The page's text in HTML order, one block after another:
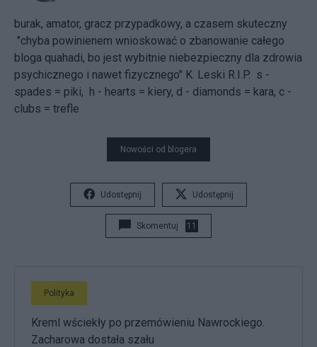
burak, amator, gracz przypadkowy, a czasem skuteczny
"chyba powinienem wnioskować o zbanowanie całego
bloga quahadi, bo jest wybitnie niebezpieczny dla zdrowia
psychicznego i nawet fizycznego" K. Leski R.I.P. s -
spades = piki, h - hearts = kiery, d - diamonds = kara, c -
clubs = trefle
Nowości od blogera
Udostępnij Udostępnij
Skomentuj 11
Polityka
Kreml wściekły po przemówieniu Nawrockiego.
Zacharowa dostała szału